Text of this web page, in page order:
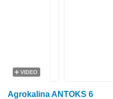
VIDEO
Agrokalina ANTOKS 6